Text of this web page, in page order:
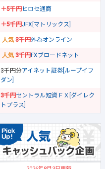
＋5千円ヒロセ通商
＋5千円JFX[マトリックス]
3千円外為オンライン
3千円FXブロードネット
3千円分アイネット証券[ループイフ
ダン]
3千円セントラル短資ＦＸ[ダイレク
トプラス]